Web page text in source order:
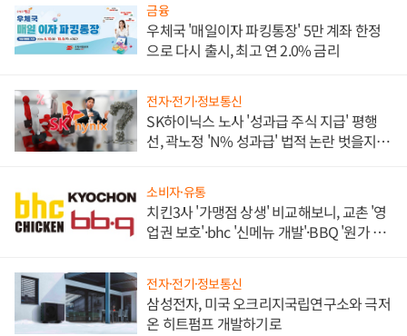
금융
우체국 '매일이자 파킹통장' 5만 계좌 한정
으로 다시 출시, 최고 연 2.0% 금리
전자·전기·정보통신
SK하이닉스 노사 '성과급 주식 지급' 평행
선, 곽노정 'N% 성과급' 법적 논란 벗을지 주
소비자·유통
치킨3사 '가맹점 상생' 비교해보니, 교촌 '영
업권 보호'·bhc '신메뉴 개발'·BBQ '원가 부
전자·전기·정보통신
삼성전자, 미국 오크리지국립연구소와 극저
온 히트펌프 개발하기로